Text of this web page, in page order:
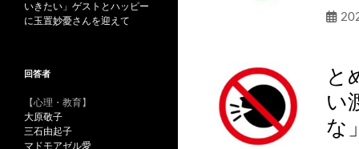
と
い
な
いきたい」ゲストとハッピー
に玉置妙憂さんを迎えて
回答者
【心理・教育】
大原敬子
三石由起子
マドモアゼル愛